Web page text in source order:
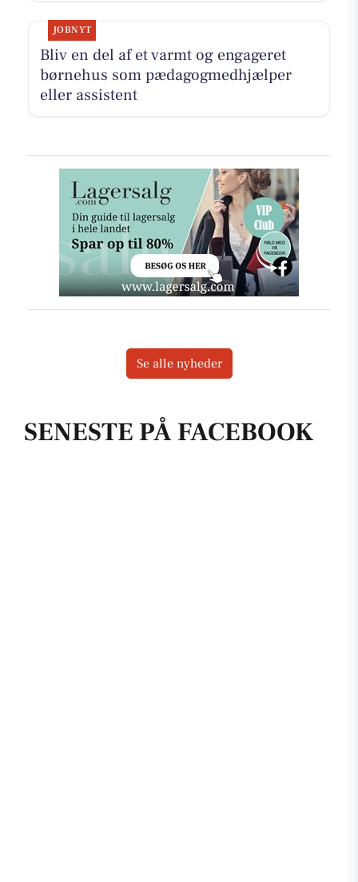
SENESTE PÅ FACEBOOK
JOBNYT
Bliv en del af et varmt og engageret
børnehus som pædagogmedhjælper
eller assistent
Se alle nyheder